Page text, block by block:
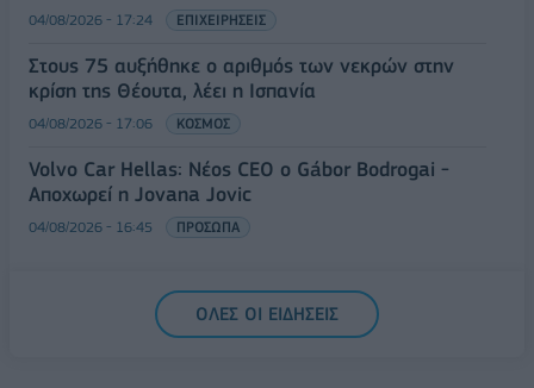
04/08/2026 - 17:24 ΕΠΙΧΕΙΡΗΣΕΙΣ
Στους 75 αυξήθηκε ο αριθμός των νεκρών στην
κρίση της Θέουτα, λέει η Ισπανία
04/08/2026 - 17:06 ΚΟΣΜΟΣ
Volvo Car Hellas: Νέος CEO ο Gábor Bodrogai -
Αποχωρεί η Jovana Jovic
04/08/2026 - 16:45 ΠΡΟΣΩΠΑ
ΟΛΕΣ ΟΙ ΕΙΔΗΣΕΙΣ